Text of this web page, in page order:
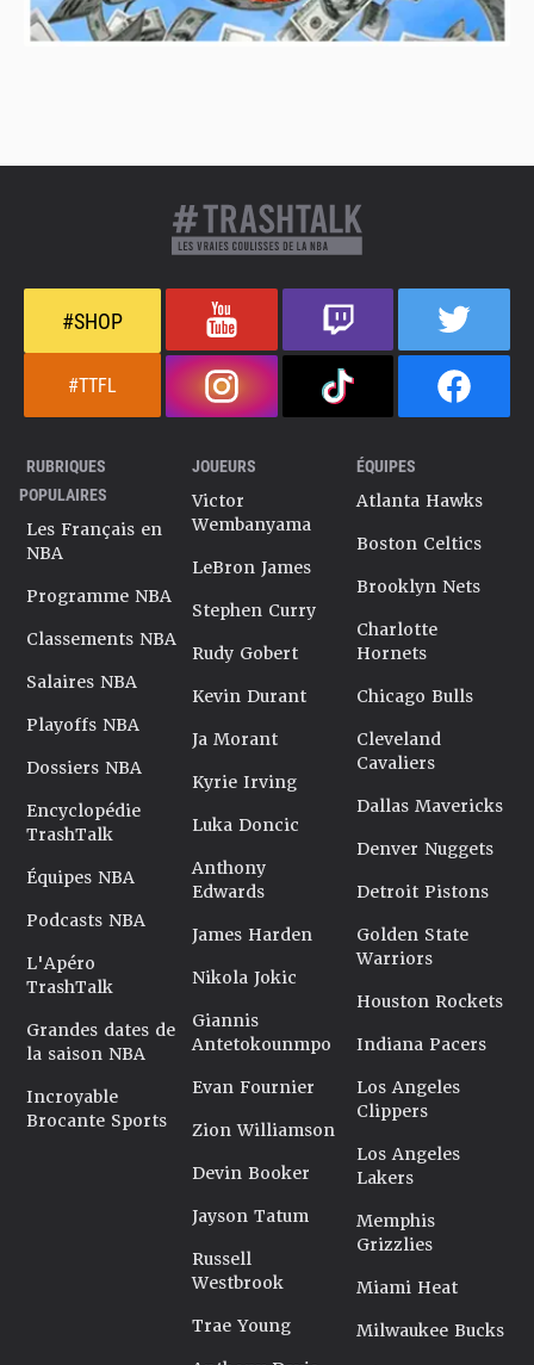
#SHOP
#TTFL
RUBRIQUES
POPULAIRES
Les Français en
NBA
Programme NBA
Classements NBA
Salaires NBA
Playoffs NBA
Dossiers NBA
Encyclopédie
TrashTalk
Équipes NBA
Podcasts NBA
L'Apéro
TrashTalk
Grandes dates de
la saison NBA
Incroyable
Brocante Sports
JOUEURS
Victor
Wembanyama
LeBron James
Stephen Curry
Rudy Gobert
Kevin Durant
Ja Morant
Kyrie Irving
Luka Doncic
Anthony
Edwards
James Harden
Nikola Jokic
Giannis
Antetokounmpo
Evan Fournier
Zion Williamson
Devin Booker
Jayson Tatum
Russell
Westbrook
Trae Young
ÉQUIPES
Atlanta Hawks
Boston Celtics
Brooklyn Nets
Charlotte
Hornets
Chicago Bulls
Cleveland
Cavaliers
Dallas Mavericks
Denver Nuggets
Detroit Pistons
Golden State
Warriors
Houston Rockets
Indiana Pacers
Los Angeles
Clippers
Los Angeles
Lakers
Memphis
Grizzlies
Miami Heat
Milwaukee Bucks